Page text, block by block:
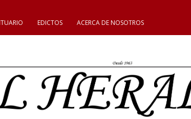
EDICTOS ACERCA DE NOSOTROS